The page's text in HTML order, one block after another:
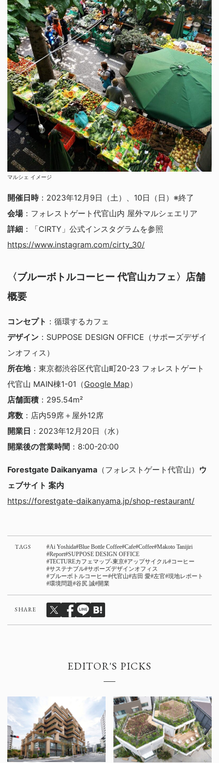
マルシェ イメージ
開催日時：2023年12月9日（土）、10日（日）※終了
会場：フォレストゲート代官山内 屋外マルシェエリア
詳細 ：「CIRTY」公式インスタグラムを参照
https://www.instagram.com/cirty_30/
〈ブルーボトルコーヒー 代官山カフェ〉店舗
概要
コンセプト ：循環するカフェ
デザイン ：SUPPOSE DESIGN OFFICE（サポーズデザイ
ンオフィス）
所在地：東京都渋谷区代官山町20-23 フォレストゲート
代官山 MAIN棟1-01（Google Map）
店舗面積 ：295.54m²
席数 ：店内59席＋屋外12席
開業日 ：2023年12月20日（水）
開業後の営業時間 ：8:00-20:00
Forestgate Daikanyama （フォレストゲート代官山） ウ
ェブサイト 案内
https://forestgate-daikanyama.jp/shop-restaurant/
TAGS Ai Yoshida Blue Bottle Coffee Cafe Coffee Makoto Tanijiri
Report SUPPOSE DESIGN OFFICE
TECTUREカフェマップ-東京 アップサイクル コーヒー
サステナブル サポーズデザインオフィス
ブルーボトルコーヒー 代官山 吉田 愛 左官 現地レポート
環境問題 谷尻 誠 開業
SHARE
EDITOR'S PICKS